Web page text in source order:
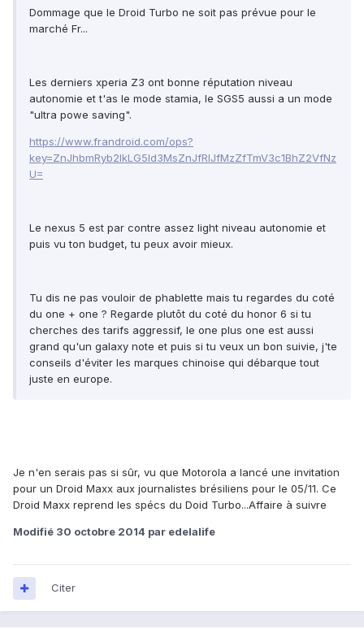
Dommage que le Droid Turbo ne soit pas prévue pour le
marché Fr...
Les derniers xperia Z3 ont bonne réputation niveau
autonomie et t'as le mode stamia, le SGS5 aussi a un mode
"ultra powe saving".
https://www.frandroid.com/ops?
key=ZnJhbmRyb2lkLG5ld3MsZnJfRlJfMzZfTmV3c1BhZ2VfNz
U=
Le nexus 5 est par contre assez light niveau autonomie et
puis vu ton budget, tu peux avoir mieux.
Tu dis ne pas vouloir de phablette mais tu regardes du coté
du one + one ? Regarde plutôt du coté du honor 6 si tu
cherches des tarifs aggressif, le one plus one est aussi
grand qu'un galaxy note et puis si tu veux un bon suivie, j'te
conseils d'éviter les marques chinoise qui débarque tout
juste en europe.
Je n'en serais pas si sûr, vu que Motorola a lancé une invitation
pour un Droid Maxx aux journalistes brésiliens pour le 05/11. Ce
Droid Maxx reprend les spécs du Doid Turbo...Affaire à suivre
Modifié 30 octobre 2014 par edelalife
Citer